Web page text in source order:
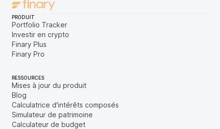
PRODUIT
Portfolio Tracker
Investir en crypto
Finary Plus
Finary Pro
RESSOURCES
Mises à jour du produit
Blog
Calculatrice d'intérêts composés
Simulateur de patrimoine
Calculateur de budget